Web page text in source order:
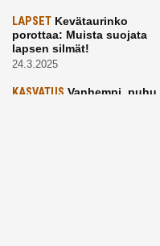
LAPSET Kevätaurinko
porottaa: Muista suojata
lapsen silmät!
24.3.2025
KASVATUS Vanhempi, puhu